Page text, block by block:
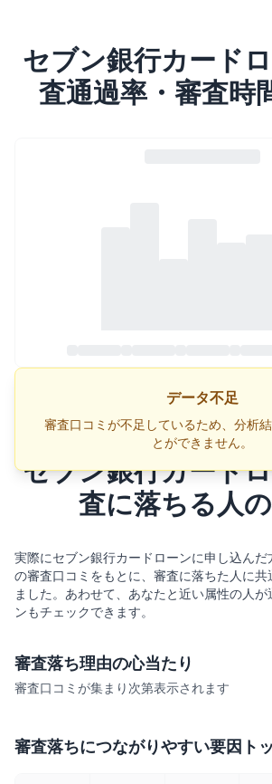
セブン銀行カード
査通過率・審査時
データ不足
審査口コミが不足しているため、分析
とができません。
セブン銀行カード
査に落ちる人
実際にセブン銀行カードローンに申し込んだ
の審査口コミをもとに、審査に落ちた人に共
ました。あわせて、あなたと近い属性の人が
ンもチェックできます。
審査落ち理由の心当たり
審査口コミが集まり次第表示されます
審査落ちにつながりやすい要因ト